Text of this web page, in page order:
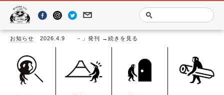
お知らせ 2026.4.9
TEXTILE BOOK－」発刊 →続きを見る
る記事一覧